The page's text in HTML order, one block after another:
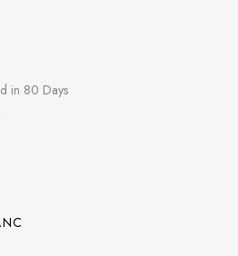
in 80 Days